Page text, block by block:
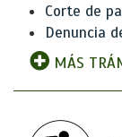
Corte de
Denuncia
MÁS